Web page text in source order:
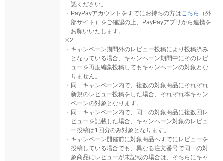
認ください。
・ PayPayアカウントをすでにお持ちの方はこちら
（外
部サイト）をご確認の上、PayPayアプリから連携を
お願いいたします。
※2
・ キャンペーン期間外のレビュー投稿により投稿済み
となっている場合、キャンペーン期間中にそのレビ
ューを再度編集投稿してもキャンペーンの対象とな
りません。
・ 同一キャンペーン内で、複数の対象商品にそれぞれ
新規のレビュー投稿をした場合、それぞれ本キャン
ペーンの対象となります。
・ 同一キャンペーン内で、同一の対象商品に複数回レ
ビューを記載した場合、キャンペーン対象のレビュ
ー投稿は1回分のみ対象となります。
・ キャンペーン開催前に対象商品へすでにレビューを
投稿している場合でも、異なる注文番号で同一の対
象商品にレビューが未記載の場合は、そちらにキャ